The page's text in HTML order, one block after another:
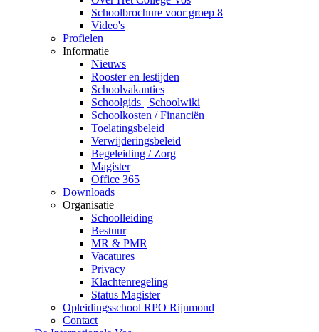
Schoolbrochure voor groep 8
Video's
Profielen
Informatie
Nieuws
Rooster en lestijden
Schoolvakanties
Schoolgids | Schoolwiki
Schoolkosten / Financiën
Toelatingsbeleid
Verwijderingsbeleid
Begeleiding / Zorg
Magister
Office 365
Downloads
Organisatie
Schoolleiding
Bestuur
MR & PMR
Vacatures
Privacy
Klachtenregeling
Status Magister
Opleidingsschool RPO Rijnmond
Contact